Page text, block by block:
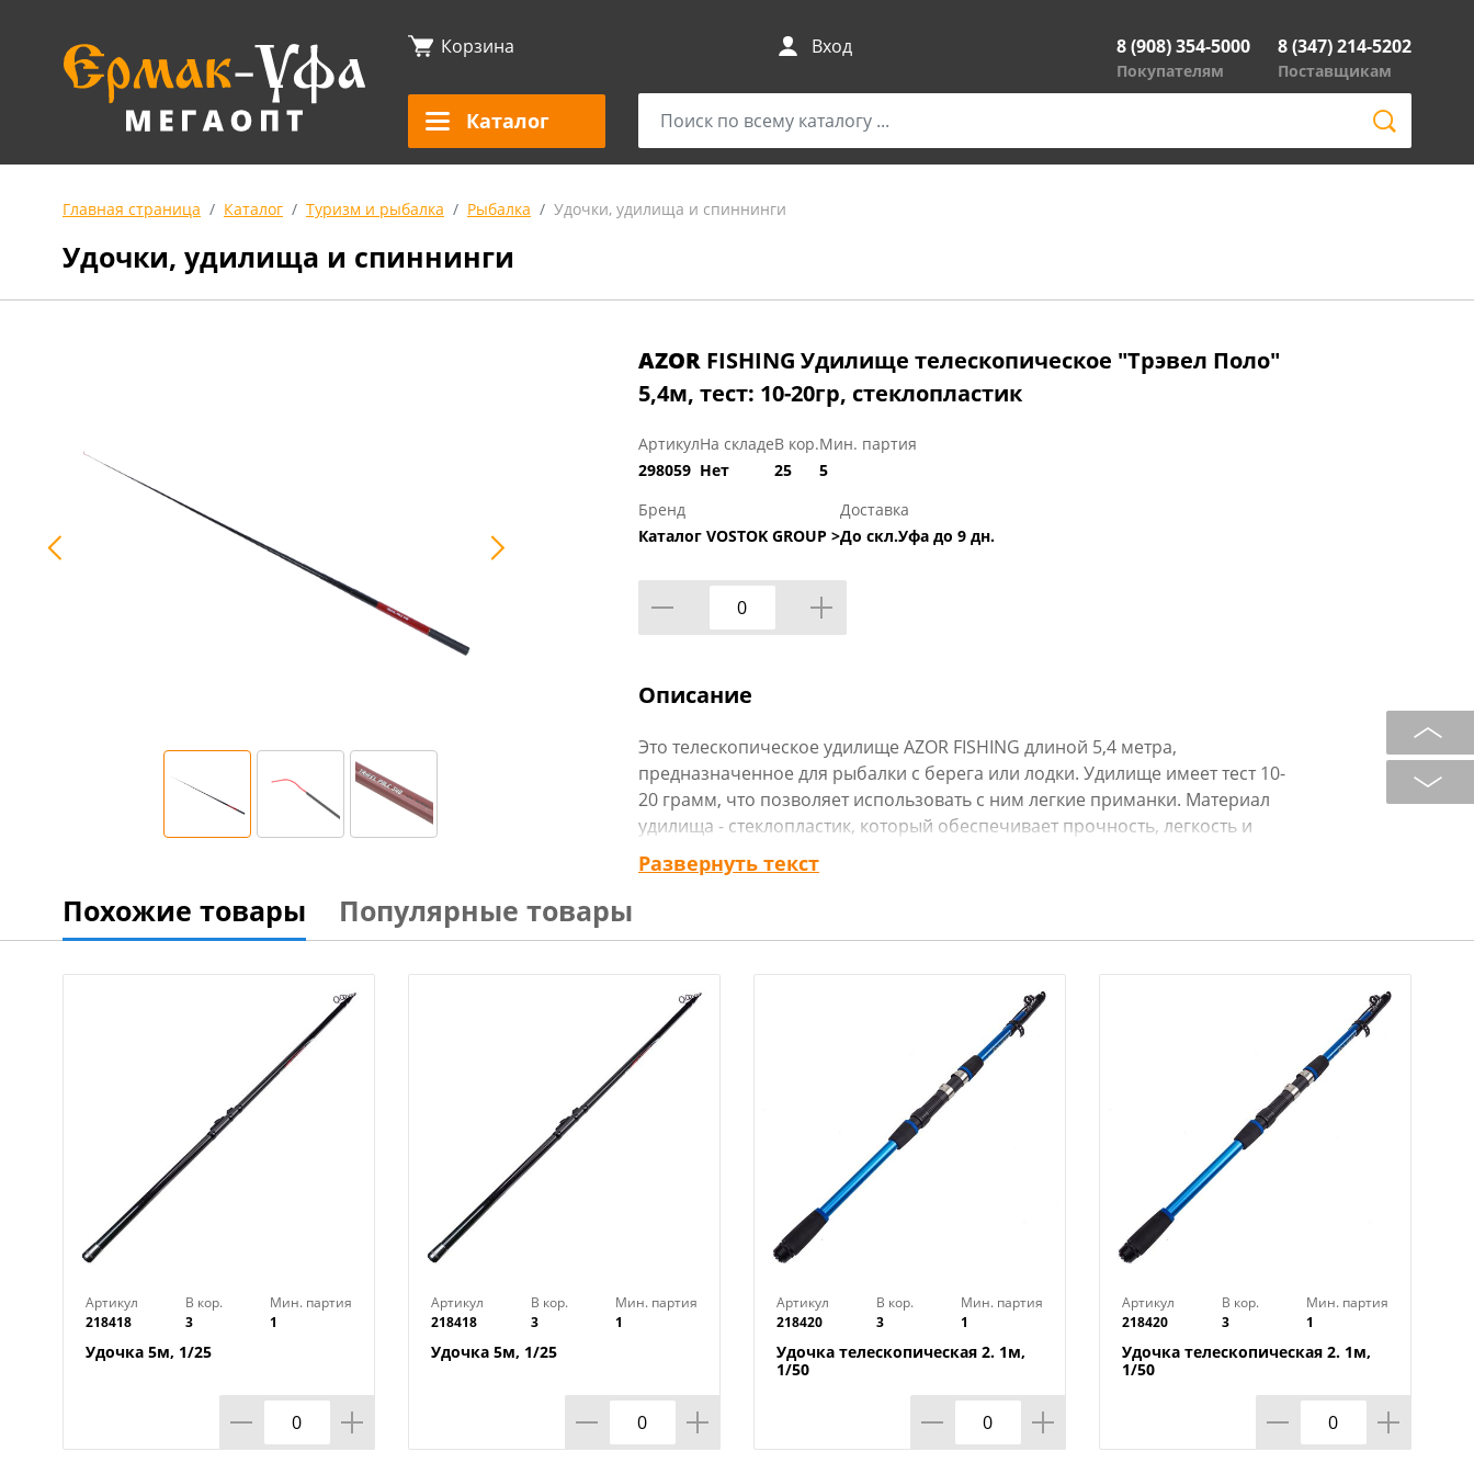
Корзина Вход 8 (908) 354-5000
Покупателям
8 (347) 214-5202
Поставщикам
Каталог
Главная страница Каталог Туризм и рыбалка Рыбалка Удочки, удилища и спиннинги
Удочки, удилища и спиннинги
AZOR FISHING Удилище телескопическое "Трэвел Поло"
5,4м, тест: 10-20гр, стеклопластик
Артикул
298059
На складе
Нет
В кор.
25
Мин. партия
5
Бренд
Каталог VOSTOK GROUP >
Доставка
До скл.Уфа до 9 дн.
Описание
Это телескопическое удилище AZOR FISHING длиной 5,4 метра,
предназначенное для рыбалки с берега или лодки. Удилище имеет тест 10-
20 грамм, что позволяет использовать с ним легкие приманки. Материал
удилища - стеклопластик, который обеспечивает прочность, легкость и
гибкость. Удилище оснащено кольцами для лески и катушкодержателем для
установки катушки. В комплекте идет чехол для хранения и переноски
Бренд : AZOR FISHING
Материал : Стеклопластик
Размер упаковки : 41,1х3,6х3,6 см
Нагрузка на излом, кг : 1,2
Страна производства : Китай
Развернуть текст
Похожие товары Популярные товары
Артикул
218418
В кор.
3
Мин. партия
1
Удочка 5м, 1/25
Артикул
218418
В кор.
3
Мин. партия
1
Удочка 5м, 1/25
Артикул
218420
В кор.
3
Мин. партия
1
Удочка телескопическая 2. 1м,
1/50
Артикул
218420
В кор.
3
Мин. партия
1
Удочка телескопическая 2. 1м,
1/50